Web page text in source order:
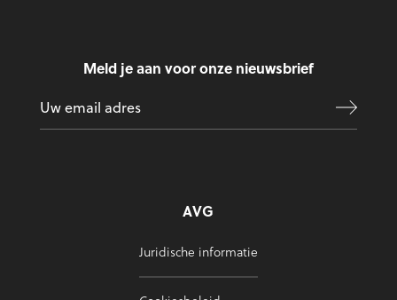
Meld je aan voor onze nieuwsbrief
AVG
Juridische informatie